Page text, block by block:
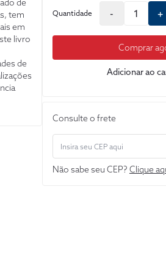
de
tem
em
livro
de
Quantidade - +
Comprar
Adicionar ao
Consulte o frete
Não sabe seu CEP? Clique